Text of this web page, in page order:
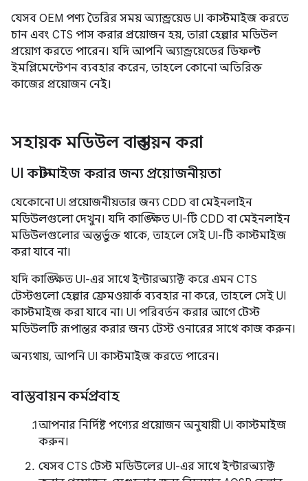
যেসব OEM পণ্য তৈরির সময় অ্যান্ড্রয়েড UI কাস্টমাইজ করতে
চান এবং CTS পাস করার প্রয়োজন হয়, তারা হেল্পার মডিউল
প্রয়োগ করতে পারেন। যদি আপনি অ্যান্ড্রয়েডের ডিফল্ট
ইমপ্লিমেন্টেশন ব্যবহার করেন, তাহলে কোনো অতিরিক্ত
কাজের প্রয়োজন নেই।
সহায়ক মডিউল বাস্তবায়ন করা
UI কাস্টমাইজ করার জন্য প্রয়োজনীয়তা
যেকোনো UI প্রয়োজনীয়তার জন্য CDD বা মেইনলাইন
মডিউলগুলো দেখুন। যদি কাঙ্ক্ষিত UI-টি CDD বা মেইনলাইন
মডিউলগুলোর অন্তর্ভুক্ত থাকে, তাহলে সেই UI-টি কাস্টমাইজ
করা যাবে না।
যদি কাঙ্ক্ষিত UI-এর সাথে ইন্টারঅ্যাক্ট করে এমন CTS
টেস্টগুলো হেল্পার ফ্রেমওয়ার্ক ব্যবহার না করে, তাহলে সেই UI
কাস্টমাইজ করা যাবে না। UI পরিবর্তন করার আগে টেস্ট
মডিউলটি রূপান্তর করার জন্য টেস্ট ওনারের সাথে কাজ করুন।
অন্যথায়, আপনি UI কাস্টমাইজ করতে পারেন।
বাস্তবায়ন কর্মপ্রবাহ
আপনার নির্দিষ্ট পণ্যের প্রয়োজন অনুযায়ী UI কাস্টমাইজ
করুন।
যেসব CTS টেস্ট মডিউলের UI-এর সাথে ইন্টারঅ্যাক্ট